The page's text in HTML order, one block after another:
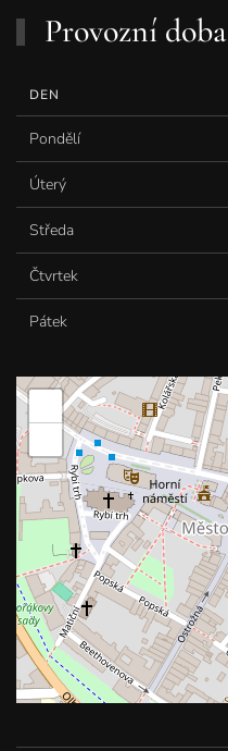
Provozní doba
DEN
Pondělí
Úterý
Středa
Čtvrtek
Pátek